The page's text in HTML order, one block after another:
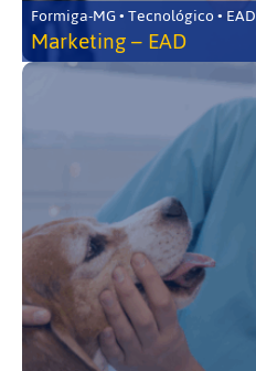
Formiga-MG • Tecnológico • EAD
Marketing – EAD